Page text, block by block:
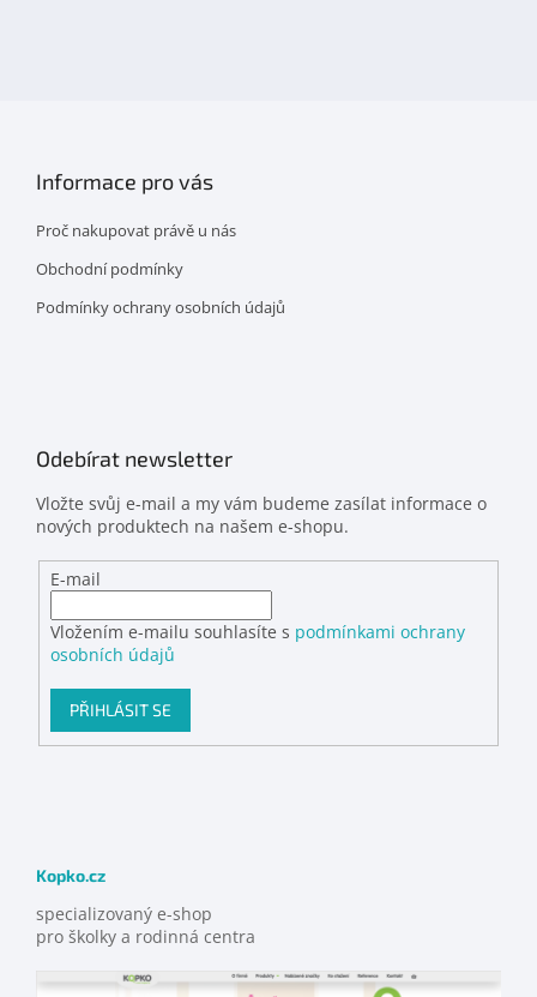
Informace pro vás
Proč nakupovat právě u nás
Obchodní podmínky
Podmínky ochrany osobních údajů
Odebírat newsletter
Vložte svůj e-mail a my vám budeme zasílat informace o
nových produktech na našem e-shopu.
E-mail
Vložením e-mailu souhlasíte s podmínkami ochrany
osobních údajů
PŘIHLÁSIT SE
Kopko.cz
specializovaný e-shop
pro školky a rodinná centra